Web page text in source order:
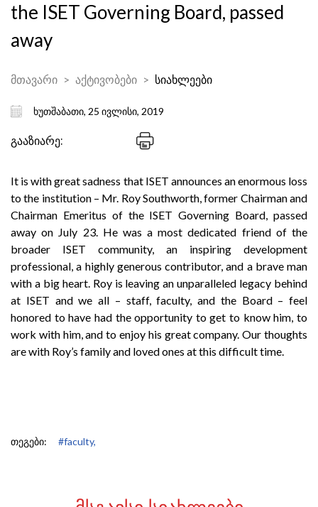
the ISET Governing Board, passed
away
მთავარი აქტივობები სიახლეები
ხუთშაბათი, 25 ივლისი, 2019
გააზიარე:
It is with great sadness that ISET announces an enormous loss
to the institution – Mr. Roy Southworth, former Chairman and
Chairman Emeritus of the ISET Governing Board, passed
away on July 23. He was a most dedicated friend of the
broader ISET community, an inspiring development
professional, a highly generous contributor, and a brave man
with a big heart. Roy is leaving an unparalleled legacy behind
at ISET and we all – staff, faculty, and the Board – feel
honored to have had the opportunity to get to know him, to
work with him, and to enjoy his great company. Our thoughts
are with Roy’s family and loved ones at this difficult time.
თეგები: #faculty,